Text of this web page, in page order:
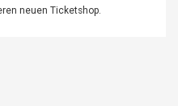
neuen Ticketshop.